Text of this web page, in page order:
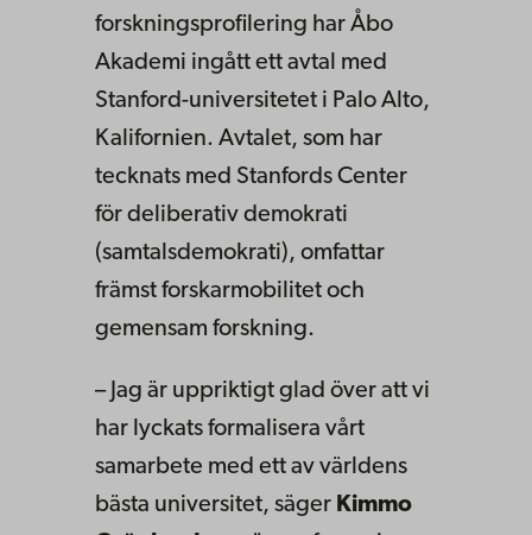
forskningsprofilering har Åbo
Akademi ingått ett avtal med
Stanford-universitetet i Palo Alto,
Kalifornien. Avtalet, som har
tecknats med Stanfords Center
för deliberativ demokrati
(samtalsdemokrati), omfattar
främst forskarmobilitet och
gemensam forskning.
– Jag är uppriktigt glad över att vi
har lyckats formalisera vårt
samarbete med ett av världens
bästa universitet, säger Kimmo